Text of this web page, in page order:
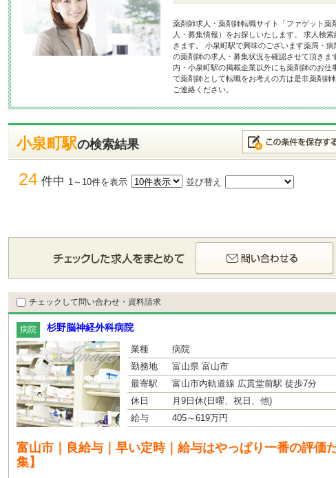
薬剤師求人・薬剤師転職サイト「ファゲット
人・募集情報）をお探しいたします。 求人検
きます。 小泉町駅で興味のございます薬局・
の薬剤師の求人・募集状況を確認させて頂きま
内・小泉町駅の掲載企業以外にも薬剤師のお
で薬剤師として転職をお考えの方は是非薬剤師
ご連絡ください。
小泉町駅の検索結果
24 件中 1～10件を表示 並び替え
チェックして問い合わせ・資料請求
病院 杉野脳神経外科病院
業種
病院
勤務地
富山県 富山市
最寄駅
富山市内軌道線 広貫堂前駅 徒歩7分
休日
月9日休(日曜、祝日、他)
給与
405～619万円
富山市｜良給与｜早い定時｜給与はやっぱり一番の評価
集】